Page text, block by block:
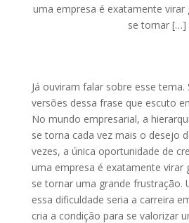
uma empresa é exatamente virar
se tornar […]
Já ouviram falar sobre esse tema.
versões dessa frase que escuto
No mundo empresarial, a
se torna cada vez mais o desejo
vezes, a única oportunidade de
uma empresa é exatamente virar
se tornar uma grande frustração.
essa dificuldade seria a carreira
cria a condição para se valorizar